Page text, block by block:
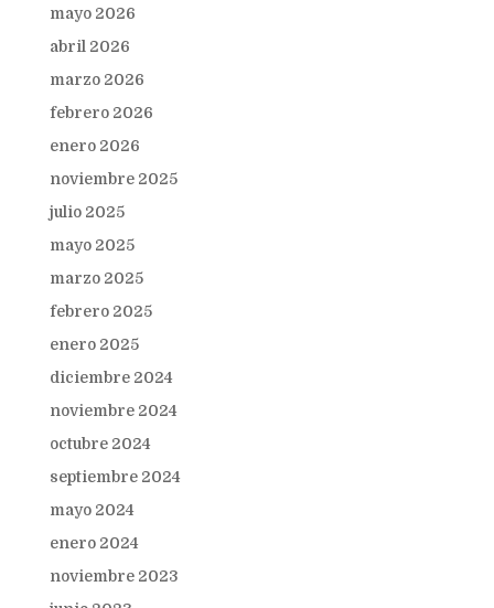
mayo 2026
abril 2026
marzo 2026
febrero 2026
enero 2026
noviembre 2025
julio 2025
mayo 2025
marzo 2025
febrero 2025
enero 2025
diciembre 2024
noviembre 2024
octubre 2024
septiembre 2024
mayo 2024
enero 2024
noviembre 2023